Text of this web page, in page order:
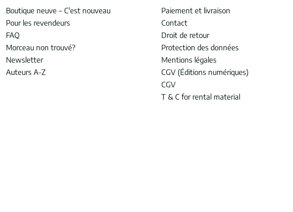
Boutique neuve – C'est nouveau
Pour les revendeurs
FAQ
Morceau non trouvé?
Newsletter
Auteurs A-Z
Paiement et livraison
Contact
Droit de retour
Protection des données
Mentions légales
CGV (Éditions numériques)
CGV
T & C for rental material